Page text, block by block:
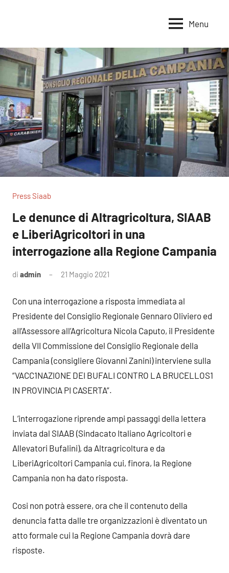
per
la
Terra
per
la
Sovranità
Alimentare
Menu
Press Siaab
Le denunce di Altragricoltura, SIAAB
e LiberiAgricoltori in una
interrogazione alla Regione Campania
di admin 21 Maggio 2021
Con una interrogazione a risposta immediata al
Presidente del Consiglio Regionale Gennaro Oliviero ed
aII’Assessore all’Agricoltura Nicola Caputo, il Presidente
della VII Commissione del Consiglio Regionale della
Campania (consigliere Giovanni Zanini) interviene sulla
“VACC1NAZIONE DEI BUFALI CONTRO LA BRUCELLOS1
IN PROVINCIA PI CASERTA”.
L’interrogazione riprende ampi passaggi della lettera
inviata dal SIAAB (Sindacato Italiano Agricoltori e
Allevatori Bufalini), da Altragricoltura e da
LiberiAgricoltori Campania cui, finora, la Regione
Campania non ha dato risposta.
Cosi non potrà essere, ora che il contenuto della
denuncia fatta dalle tre organizzazioni è diventato un
atto formale cui la Regione Campania dovrà dare
risposte.